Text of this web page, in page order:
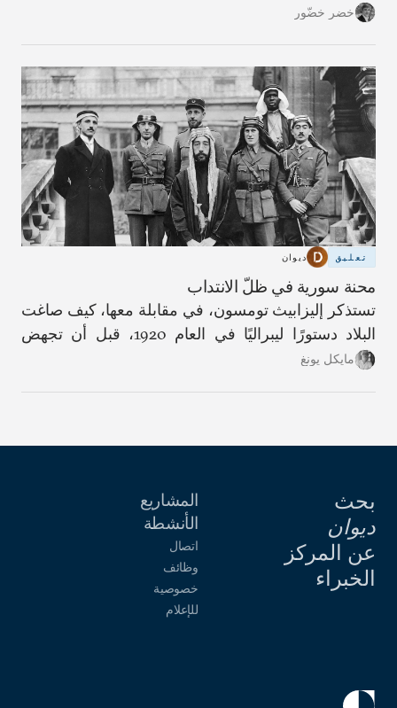
حزب الله، أن يؤدّي إلى عواقب كارثية.
خضر خضّور
تعليق ديوان
محنة سورية في ظلّ الانتداب
تستذكر إليزابيث تومسون، في مقابلة معها، كيف صاغت
البلاد دستورًا ليبراليًا في العام 1920، قبل أن تجهض
فرنسا وبريطانيا هذا المسار.
مايكل يونغ
بحث
ديوان
عن المركز
الخبراء
المشاريع
الأنشطة
اتصال
وظائف
خصوصية
للإعلام